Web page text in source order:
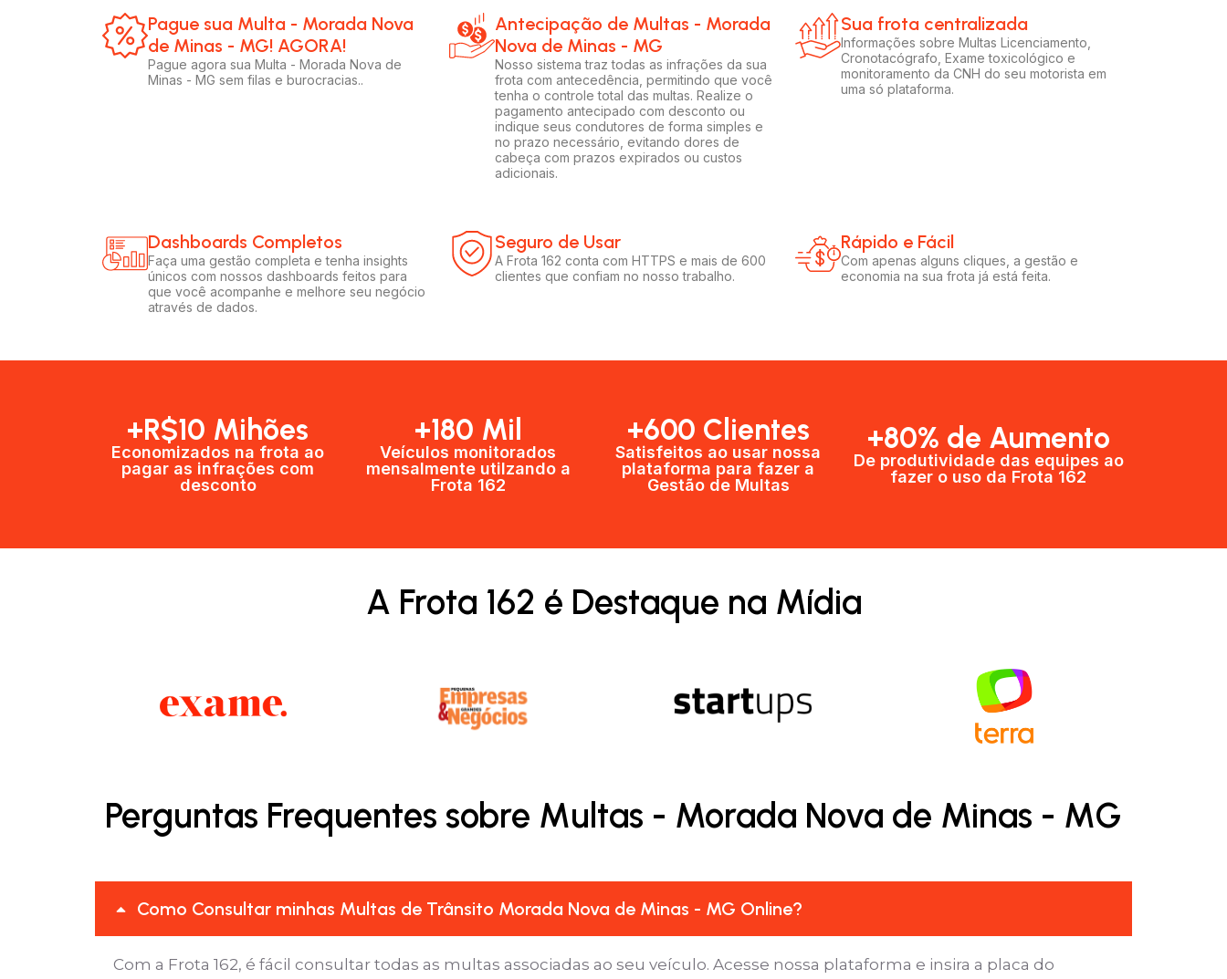
Pague sua Multa - Morada Nova
de Minas - MG! AGORA!​
Pague agora sua Multa - Morada Nova de
Minas - MG sem filas e burocracias..
Antecipação de Multas - Morada
Nova de Minas - MG
Nosso sistema traz todas as infrações da sua
frota com antecedência, permitindo que você
tenha o controle total das multas. Realize o
pagamento antecipado com desconto ou
indique seus condutores de forma simples e
no prazo necessário, evitando dores de
cabeça com prazos expirados ou custos
adicionais.
Sua frota centralizada​
Informações sobre Multas Licenciamento,
Cronotacógrafo, Exame toxicológico e
monitoramento da CNH do seu motorista em
uma só plataforma.
Dashboards Completos​​
Faça uma gestão completa e tenha insights
únicos com nossos dashboards feitos para
que você acompanhe e melhore seu negócio
através de dados.
Seguro de Usar​
A Frota 162 conta com HTTPS e mais de 600
clientes que confiam no nosso trabalho.
Rápido e Fácil​
Com apenas alguns cliques, a gestão e
economia na sua frota já está feita.
+R$10 Mihões
Economizados na frota ao
pagar as infrações com
desconto
+180 Mil
Veículos monitorados
mensalmente utilzando a
Frota 162
+600 Clientes​
Satisfeitos ao usar nossa
plataforma para fazer a
Gestão de Multas​
+80% de Aumento
De produtividade das equipes ao
fazer o uso da Frota 162​
A Frota 162 é Destaque na Mídia
Perguntas Frequentes sobre Multas - Morada Nova de Minas - MG
Como Consultar minhas Multas de Trânsito Morada Nova de Minas - MG Online?
Com a Frota 162, é fácil consultar todas as multas associadas ao seu veículo. Acesse nossa plataforma e insira a placa do